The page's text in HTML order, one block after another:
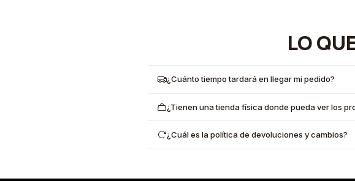
LO
¿Cuánto tiempo tardará en llegar mi pedido?
¿Tienen una tienda física donde pueda ver los
¿Cuál es la política de devoluciones y cambios?